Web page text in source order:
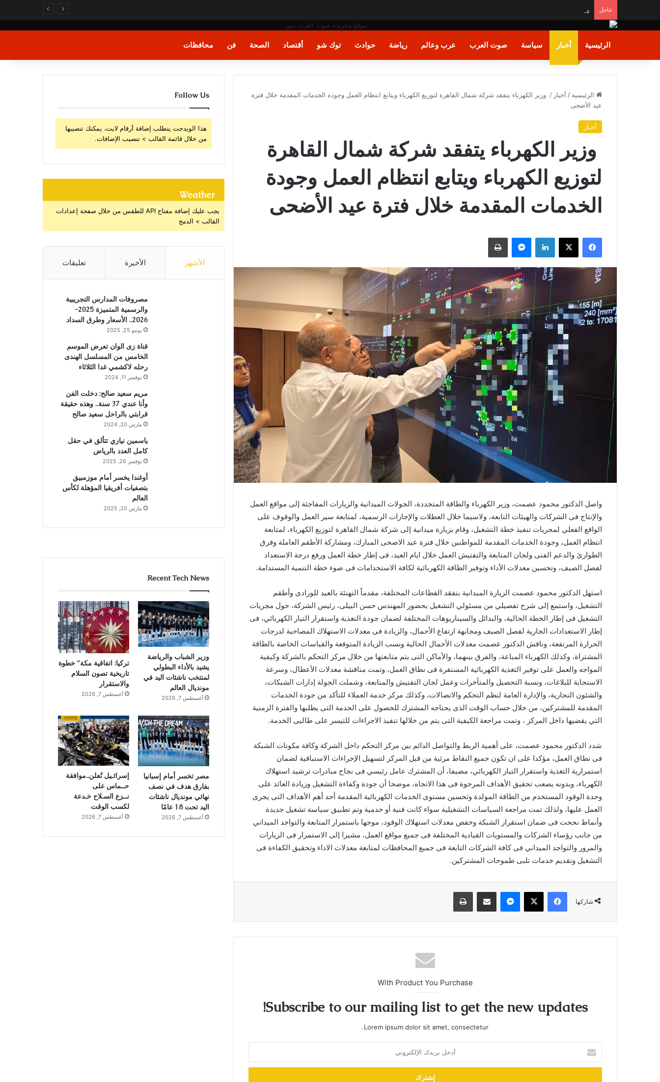
عاجل وزير الشباب والرياضة يشيد بالأداء البطولي لمنتخب ناشئات اليد في مونديال العالم
الرئيسية أخبار سياسة صوت العرب عرب وعالم رياضة حوادث توك شو أقتصاد الصحة فن محافظات
الرئيسية / أخبار / وزير الكهرباء يتفقد شركة شمال القاهرة لتوزيع الكهرباء ويتابع انتظام العمل وجودة الخدمات المقدمة خلال فترة
عيد الأضحى
أخبار
وزير الكهرباء يتفقد شركة شمال القاهرة
لتوزيع الكهرباء ويتابع انتظام العمل وجودة
الخدمات المقدمة خلال فترة عيد الأضحى
فيسبوك X لينكدإن ماسنجر طباعة
واصل الدكتور محمود عصمت، وزير الكهرباء والطاقة المتجددة، الجولات الميدانية والزيارات المفاجئة إلى مواقع العمل
والإنتاج فى الشركات والهيئات التابعة، ولاسيما خلال العطلات والإجازات الرسمية، لمتابعة سير العمل والوقوف على
الواقع الفعلي لمجريات تنفيذ خطة التشغيل، وقام بزيارة ميدانية إلى شركة شمال القاهرة لتوزيع الكهرباء، لمتابعة
انتظام العمل، وجودة الخدمات المقدمة للمواطنين خلال فترة عيد الاضحى المبارك، ومشاركة الأطقم العاملة وفرق
الطوارئ والدعم الفنى ولجان المتابعة والتفتيش العمل خلال ايام العيد، فى إطار خطة العمل ورفع درجة الاستعداد
لفصل الصيف، وتحسين معدلات الأداء وتوفير الطاقة الكهربائية لكافة الاستخدامات فى ضوء خطة التنمية المستدامة.
استهل الدكتور محمود عصمت الزيارة الميدانية بتفقد القطاعات المختلفة، مقدماً التهنئة بالعيد للورادى وأطقم
التشغيل، واستمع إلى شرح تفصيلي من مسئولي التشغيل بحضور المهندس حسن البيلى، رئيس الشركة، حول مجريات
التشغيل فى إطار الخطة الحالية، والبدائل والسيناريوهات المختلفة لضمان جودة التغذية واستقرار التيار الكهربائي، فى
إطار الاستعدادات الجارية لفصل الصيف ومجابهة ارتفاع الأحمال، والزيادة فى معدلات الاستهلاك المصاحبة لدرجات
الحرارة المرتفعة، وناقش الدكتور عصمت معدلات الأحمال الحالية ونسب الزيادة المتوقعة والقياسات الخاصة بالطاقة
المشتراة، وكذلك الكهرباء المباعة، والفرق بينهما، والأماكن التى يتم متابعتها من خلال مركز التحكم بالشركة وكيفية
المواجه والعمل على توفير التغذية الكهربائية المستقرة فى نطاق العمل، وتمت مناقشة معدلات الأعطال، وسرعة
الاستجابة للبلاغات، ونسبة التحصيل والمتأخرات وعمل لجان التفتيش والمتابعة، وشملت الجولة إدارات الشبكات،
والشئون التجارية، والإدارة العامة لنظم التحكم والاتصالات، وكذلك مركز خدمة العملاء للتأكد من جودة الخدمات
المقدمة للمشتركين، من خلال حساب الوقت الذى يحتاجه المشترك للحصول على الخدمة التى يطلبها والفترة الزمنية
التي يقضيها داخل المركز ، وتمت مراجعة الكيفية التى يتم من خلالها تنفيذ الاجراءات للتيسر على طالبى الخدمة.
شدد الدكتور محمود عصمت، على أهمية الربط والتواصل الدائم بين مركز التحكم داخل الشركة وكافة مكونات الشبكة
فى نطاق العمل، مؤكدا على ان تكون جميع النقاط مرئية من قبل المركز لتسهيل الإجراءات الاستباقية لضمان
استمرارية التغذية واستقرار التيار الكهربائي، مضيفا، أن المشترك عامل رئيسي فى نجاح مبادرات ترشيد استهلاك
الكهرباء، وبدونه يصعب تحقيق الأهداف المرجوة فى هذا الاتجاه، موضحا أن جودة وكفاءة التشغيل وزيادة العائد على
وحدة الوقود المستخدم من الطاقة المولدة وتحسين مستوى الخدمات الكهربائية المقدمة أحد أهم الأهداف التى يجرى
العمل عليها، ولذلك تمت مراجعة السياسات التشغيلية سواء كانت فنية أو خدمية وتم تطبيق سياسة تشغيل جديدة
وأنماط نجحت فى ضمان استقرار الشبكة وخفض معدلات استهلاك الوقود، موجها باستمرار المتابعة والتواجد الميداني
من جانب رؤساء الشركات والمستويات القيادية المختلفة فى جميع مواقع العمل، مشيرا إلى الاستمرار فى الزيارات
والمرور والتواجد الميداني فى كافة الشركات التابعة فى جميع المحافظات لمتابعة معدلات الاداء وتحقيق الكفاءة فى
التشغيل وتقديم خدمات تلبى طموحات المشتركين.
شاركها
فيسبوك X ماسنجر مشاركة عبر البريد طباعة
With Product You Purchase
Subscribe to our mailing list to get the new updates!
Lorem ipsum dolor sit amet, consectetur.
بريدك
الإلكتروني
Follow Us
هذا الويدجت يتطلب إضافة أرقام لايت، يمكنك تنصيبها
من خلال قائمة القالب > تنصيب الإضافات.
Weather
يجب عليك إضافة مفتاح API للطقس من خلال صفحة إعدادات
القالب > الدمج
الأشهر الأخيرة تعليقات
مصروفات المدارس التجريبية
والرسمية المتميزة 2025-
2026.. الأسعار وطرق السداد
يونيو 25, 2025
قناة زى الوان تعرض الموسم
الخامس من المسلسل الهندى
رحله لاكشمي غدا الثلاثاء
نوفمبر 11, 2024
مريم سعيد صالح: دخلت الفن
وأنا عندي 37 سنة.. وهذه حقيقة
قرابتي بالراحل سعيد صالح
مارس 20, 2024
ياسمين نيازي تتألق في حقل
كامل العدد بالرياض
نوفمبر 26, 2025
أوغندا يخسر أمام موزمبيق
بتصفيات أفريقيا المؤهلة لكأس
العالم
مارس 20, 2025
Recent Tech News
وزير الشباب والرياضة
يشيد بالأداء البطولي
لمنتخب ناشئات اليد في
مونديال العالم
أغسطس 7, 2026
تركيا: اتفاقية مكة” خطوة
تاريخية تصون السلام
والاستقرار
أغسطس 7, 2026
مصر تخسر أمام إسبانيا
بفارق هدف في نصف
نهائي مونديال ناشئات
اليد تحت 18 عامًا
أغسطس 7, 2026
إسرائـيل تُعلن..موافقة
حــماس على
نــزع السـلاح خـدعة
لكسب الوقت
أغسطس 7, 2026